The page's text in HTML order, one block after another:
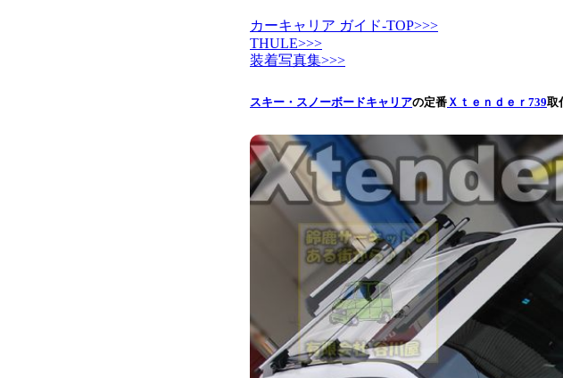
カーキャリア ガイド-TOP>>>
THULE>>>
装着写真集>>>
スキー・スノーボードキャリアの定番 Ｘｔｅｎｄｅｒ739取